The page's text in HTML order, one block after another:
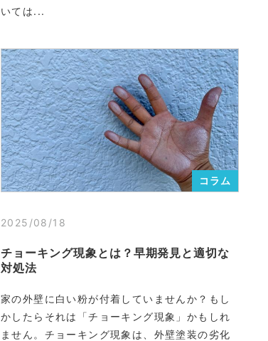
いては...
コラム
2025/08/18
チョーキング現象とは？早期発見と適切な
対処法
家の外壁に白い粉が付着していませんか？もし
かしたらそれは「チョーキング現象」かもしれ
ません。チョーキング現象は、外壁塗装の劣化